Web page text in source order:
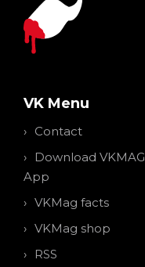
VK Menu
Contact
Download VKMAG
App
VKMag facts
VKMag shop
RSS